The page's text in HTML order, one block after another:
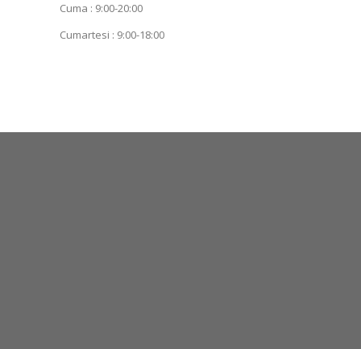
Cuma : 9:00-20:00
Cumartesi : 9:00-18:00